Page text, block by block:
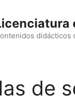
didácticos
de